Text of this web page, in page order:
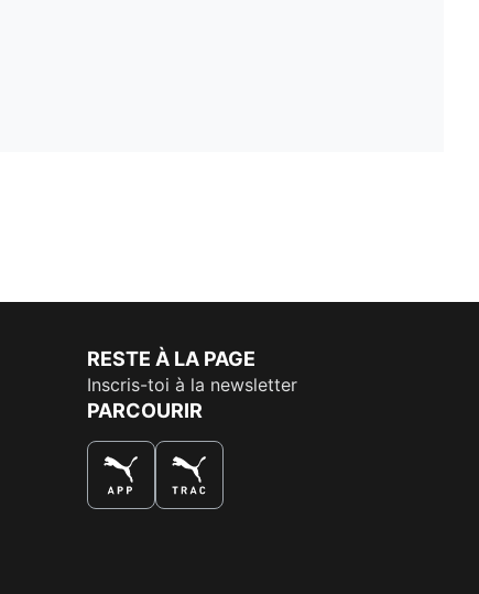
RESTE À LA PAGE
Inscris-toi à la newsletter
PARCOURIR